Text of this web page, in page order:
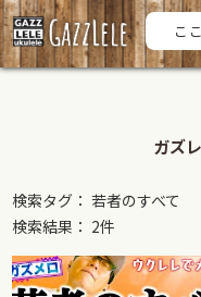
ガズ
検索タグ： 若者のすべて
検索結果： 2件